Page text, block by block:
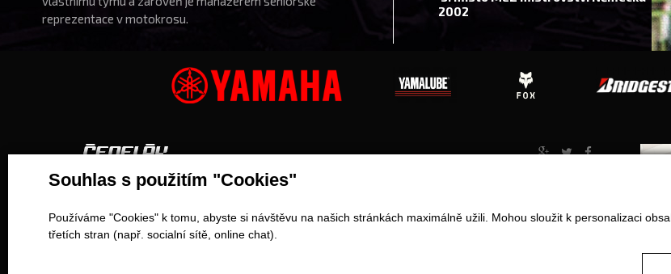
Souhlas s použitím "Cookies"
Používáme "Cookies" k tomu, abyste si návštěvu na našich stránkách maximálně užili. Mohou sloužit k personalizaci
třetích stran (např. socialní sítě, online chat).
reprezentace v motokrosu.
2002
Kontakt
MX škola